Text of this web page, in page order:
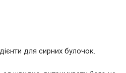
для сирних булочок.